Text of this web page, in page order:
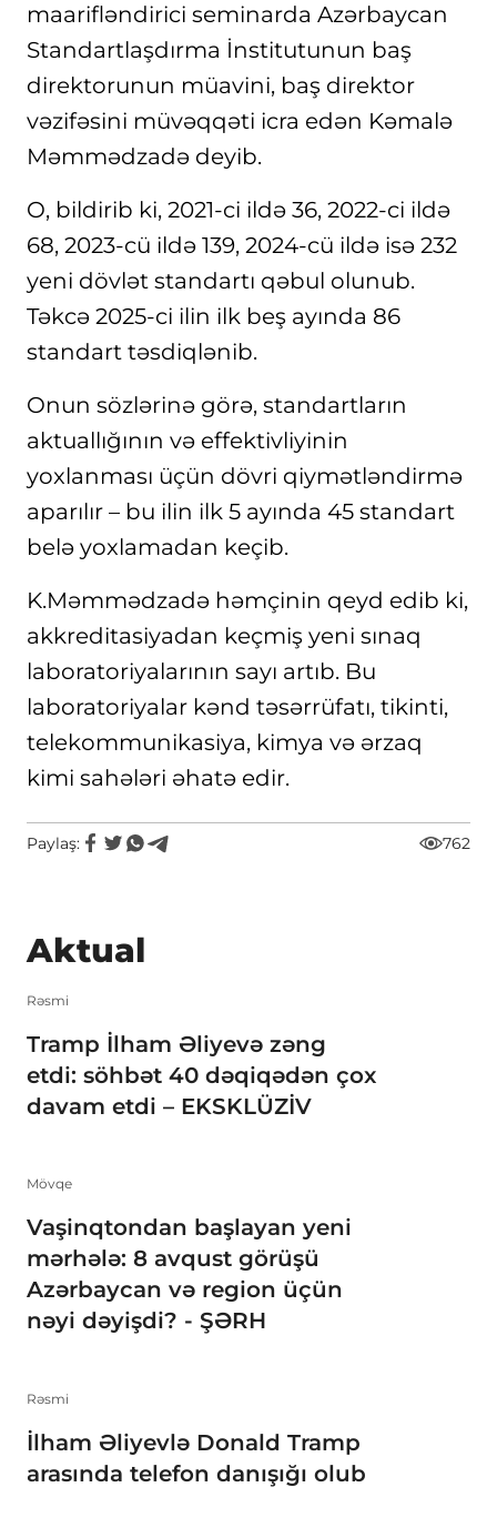
maarifləndirici seminarda Azərbaycan
Standartlaşdırma İnstitutunun baş
direktorunun müavini, baş direktor
vəzifəsini müvəqqəti icra edən Kəmalə
Məmmədzadə deyib.
O, bildirib ki, 2021-ci ildə 36, 2022-ci ildə
68, 2023-cü ildə 139, 2024-cü ildə isə 232
yeni dövlət standartı qəbul olunub.
Təkcə 2025-ci ilin ilk beş ayında 86
standart təsdiqlənib.
Onun sözlərinə görə, standartların
aktuallığının və effektivliyinin
yoxlanması üçün dövri qiymətləndirmə
aparılır – bu ilin ilk 5 ayında 45 standart
belə yoxlamadan keçib.
K.Məmmədzadə həmçinin qeyd edib ki,
akkreditasiyadan keçmiş yeni sınaq
laboratoriyalarının sayı artıb. Bu
laboratoriyalar kənd təsərrüfatı, tikinti,
telekommunikasiya, kimya və ərzaq
kimi sahələri əhatə edir.
Paylaş: 762
Aktual
Rəsmi
Tramp İlham Əliyevə zəng
etdi: söhbət 40 dəqiqədən çox
davam etdi – EKSKLÜZİV
Mövqe
Vaşinqtondan başlayan yeni
mərhələ: 8 avqust görüşü
Azərbaycan və region üçün
nəyi dəyişdi? - ŞƏRH
Rəsmi
İlham Əliyevlə Donald Tramp
arasında telefon danışığı olub